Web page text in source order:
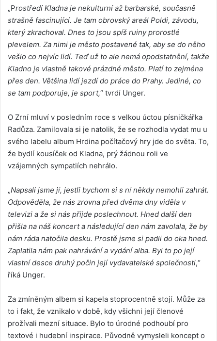
„Prostředí Kladna je nekulturní až barbarské, současně
strašně fascinující. Je tam obrovský areál Poldi, závodu,
který zkrachoval. Dnes to jsou spíš ruiny prorostlé
plevelem. Za nimi je město postavené tak, aby se do něho
vešlo co nejvíc lidí. Teď už to ale nemá opodstatnění, takže
Kladno je vlastně takové prázdné město. Platí to zejména
přes den. Většina lidí jezdí do práce do Prahy. Jediné, co
se tam podporuje, je sport,“ tvrdí Unger.
O Zrní mluví v posledním roce s velkou úctou písničkářka
Radůza. Zamilovala si je natolik, že se rozhodla vydat mu u
svého labelu album Hrdina počítačový hry jde do světa. To,
že bydlí kousíček od Kladna, prý žádnou roli ve
vzájemných sympatiích nehrálo.
„Napsali jsme jí, jestli bychom si s ní někdy nemohli zahrát.
Odpověděla, že nás zrovna před dvěma dny viděla v
televizi a že si nás přijde poslechnout. Hned další den
přišla na náš koncert a následující den nám zavolala, že by
nám ráda natočila desku. Prostě jsme si padli do oka hned.
Zaplatila nám pak nahrávání a vydání alba. Byl to po její
vlastní desce druhý počin její vydavatelské společnosti,“
říká Unger.
Za zmíněným albem si kapela stoprocentně stojí. Může za
to i fakt, že vznikalo v době, kdy všichni její členové
prožívali mezní situace. Bylo to úrodné podhoubí pro
textové i hudební inspirace. Původně vymysleli koncept o